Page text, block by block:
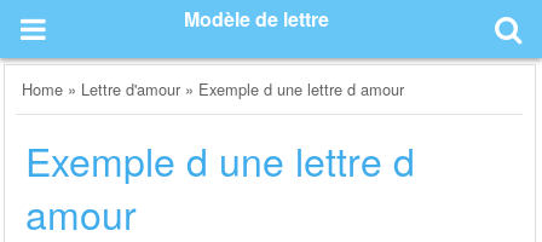
content
Modèle de lettre
Home » Lettre d'amour » Exemple d une lettre d amour
Exemple d une lettre d
amour